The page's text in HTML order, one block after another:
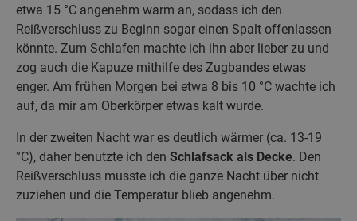
etwa 15 °C angenehm warm an, sodass ich den
Reißverschluss zu Beginn sogar einen Spalt offenlassen
könnte. Zum Schlafen machte ich ihn aber lieber zu und
zog auch die Kapuze mithilfe des Zugbandes etwas
enger. Am frühen Morgen bei etwa 8 bis 10 °C wachte ich
auf, da mir am Oberkörper etwas kalt wurde.
In der zweiten Nacht war es deutlich wärmer (ca. 13-19
°C), daher benutzte ich den Schlafsack als Decke. Den
Reißverschluss musste ich die ganze Nacht über nicht
zuziehen und die Temperatur blieb angenehm.